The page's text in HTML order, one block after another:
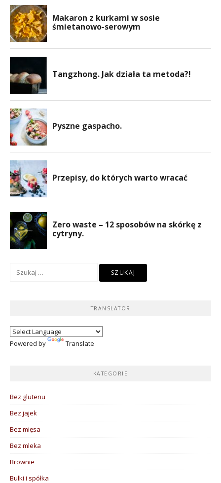
Szukaj:
TRANSLATOR
Powered by Translate
KATEGORIE
Bez glutenu
Bez jajek
Bez mięsa
Bez mleka
Brownie
Bułki i spółka